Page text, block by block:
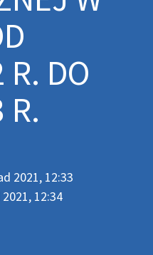
DO
2021, 12:33
12:34